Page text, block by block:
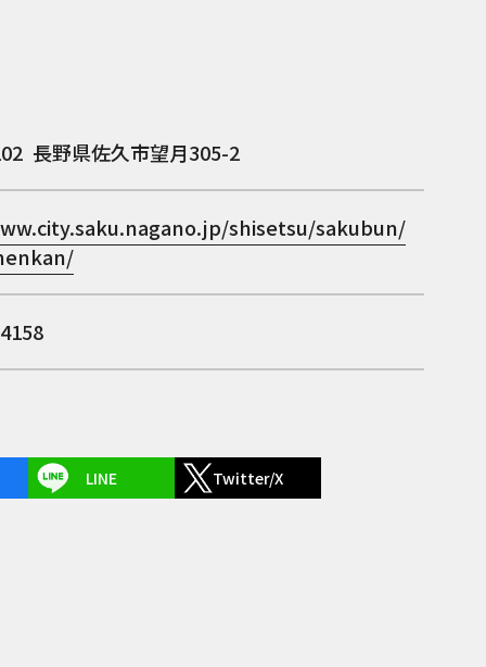
長野県佐久市望月305-2
shisetsu/sakubun/
LINE Twitter/X